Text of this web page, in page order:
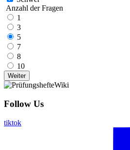
Anzahl der Fragen
1
3
5
7
8
10
Follow Us
tiktok